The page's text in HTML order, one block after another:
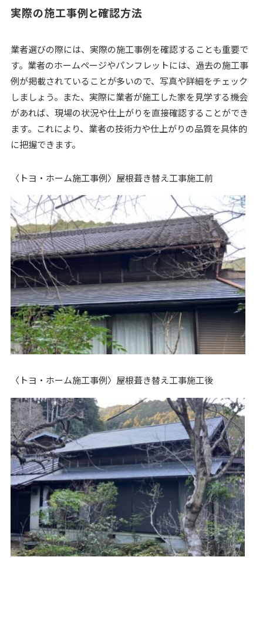
実際の施工事例と確認方法
業者選びの際には、実際の施工事例を確認することも重要で
す。業者のホームページやパンフレットには、過去の施工事
例が掲載されていることが多いので、写真や詳細をチェック
しましょう。また、実際に業者が施工した家を見学する機会
があれば、現場の状況や仕上がりを直接確認することができ
ます。これにより、業者の技術力や仕上がりの品質を具体的
に把握できます。
〈トヨ・ホーム施工事例〉屋根葺き替え工事施工前
〈トヨ・ホーム施工事例〉屋根葺き替え工事施工後